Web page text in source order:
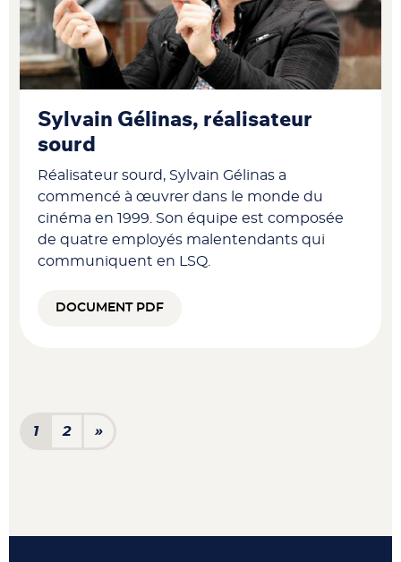
Sylvain Gélinas, réalisateur
sourd
Réalisateur sourd, Sylvain Gélinas a
commencé à œuvrer dans le monde du
cinéma en 1999. Son équipe est composée
de quatre employés malentendants qui
communiquent en LSQ.
DOCUMENT PDF
Navigation dans les
1 2 »